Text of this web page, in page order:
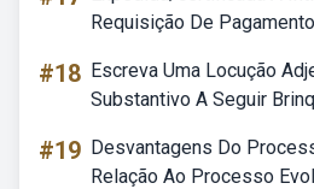
Requisição De Pagamento
#18 Escreva Uma Locução
Substantivo A Seguir
#19 Desvantagens Do
Relação Ao Processo